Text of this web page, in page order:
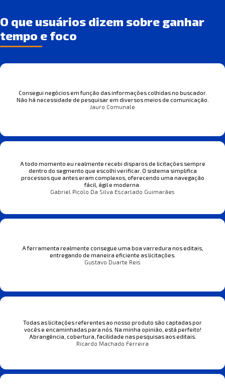
O que usuários dizem sobre ganhar
tempo e foco
Consegui negócios em função das informações colhidas no buscador.
Não há necessidade de pesquisar em diversos meios de comunicação.
Jauro Comunale
A todo momento eu realmente recebi disparos de licitações sempre
dentro do segmento que escolhi verificar. O sistema simplifica
processos que antes eram complexos, oferecendo uma navegação
fácil, ágil e moderna.
Gabriel Picolo Da Silva Escarlado Guimarães
A ferramenta realmente consegue uma boa varredura nos editais,
entregando de maneira eficiente as licitações.
Gustavo Duarte Reis
Todas as licitações referentes ao nosso produto são captadas por
vocês e encaminhadas para nós. Na minha opinião, está perfeito!
Abrangência, cobertura, facilidade nas pesquisas aos editais.
Ricardo Machado Ferreira